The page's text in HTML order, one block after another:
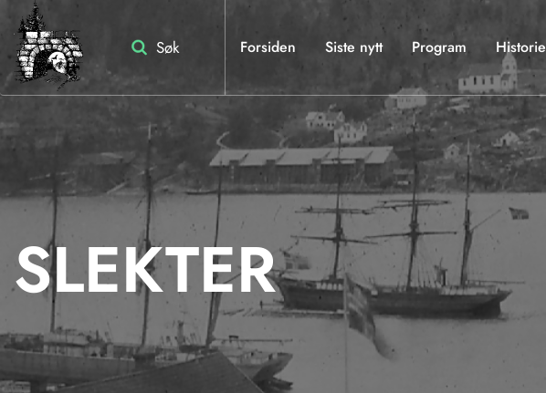
Skip
content
Søk Forsiden Siste nytt Program Historie
SLEKTER